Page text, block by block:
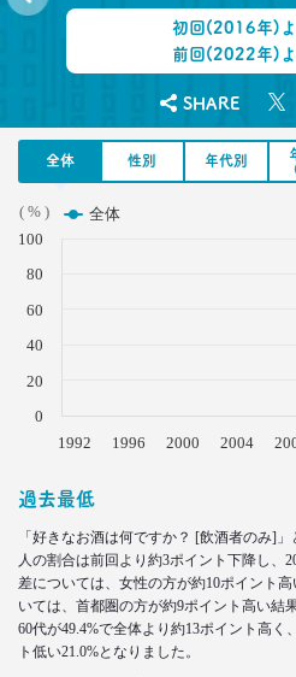
望まぬ未来
–日経クロストレンド 連載
生活総研 上席研究員
2022.05.18
無料で使える
–日経クロストレンド 連載
「料理好き」減少！ どこ
生活総研 主席研究員
夏山 明美
弘中綾香アナに学ぶ
–日経クロストレンド 連載
生活総研 上席研究員/コピーライタ
前沢 裕文
初回(2016年)よ
前回(2022年)よ
SHARE
全体 性別 年代別
( % ) 全体
1992 1996 2000 2004
0
20
40
60
80
100
過去最低
「好きなお酒は何ですか？ [飲酒者のみ]
人の割合は前回より約3ポイント下降し、
差については、女性の方が約10ポイント
いては、首都圏の方が約9ポイント高い結
60代が49.4%で全体より約13ポイント高く
ト低い21.0%となりました。